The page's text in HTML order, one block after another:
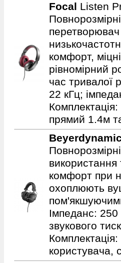
Focal Listen
комфорт,
рівномірний
час тривалої
22 кГц;
прямий 1.4м
комфорт при
охоплюють
Імпеданс:
звукового
користувача,